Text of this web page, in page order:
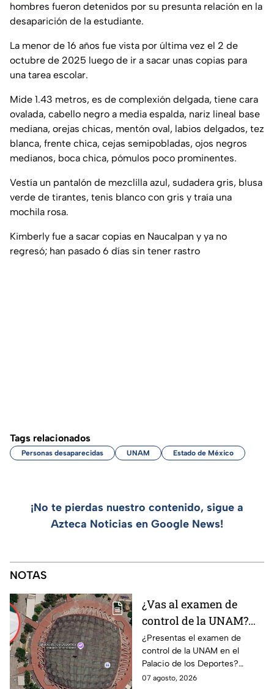
hombres fueron detenidos por su presunta relación en la
desaparición de la estudiante.
La menor de 16 años fue vista por última vez el 2 de
octubre de 2025 luego de ir a sacar unas copias para
una tarea escolar.
Mide 1.43 metros, es de complexión delgada, tiene cara
ovalada, cabello negro a media espalda, nariz lineal base
mediana, orejas chicas, mentón oval, labios delgados, tez
blanca, frente chica, cejas semipobladas, ojos negros
medianos, boca chica, pómulos poco prominentes.
Vestía un pantalón de mezclilla azul, sudadera gris, blusa
verde de tirantes, tenis blanco con gris y traía una
mochila rosa.
Kimberly fue a sacar copias en Naucalpan y ya no
regresó; han pasado 6 días sin tener rastro
Tags relacionados
Personas desaparecidas UNAM Estado de México
¡No te pierdas nuestro contenido, sigue a
Azteca Noticias en Google News!
NOTAS
¿Vas al examen de
control de la UNAM?
Así puedes llegar al
Palacio de los Deportes
en Metro, camión y
¿Presentas el examen de
control de la UNAM en el
Palacio de los Deportes?
Consulta cómo llegar en
07 agosto, 2026